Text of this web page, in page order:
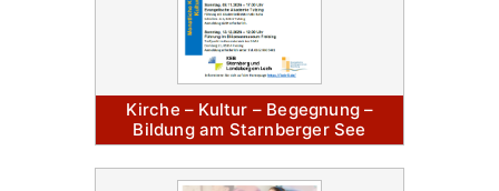
Kirche – Kultur – Begegnung –
Bildung am Starnberger See